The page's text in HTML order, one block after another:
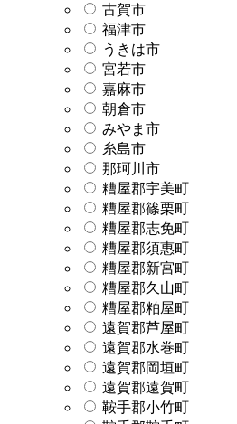
古賀市
福津市
うきは市
宮若市
嘉麻市
朝倉市
みやま市
糸島市
那珂川市
糟屋郡宇美町
糟屋郡篠栗町
糟屋郡志免町
糟屋郡須惠町
糟屋郡新宮町
糟屋郡久山町
糟屋郡粕屋町
遠賀郡芦屋町
遠賀郡水巻町
遠賀郡岡垣町
遠賀郡遠賀町
鞍手郡小竹町